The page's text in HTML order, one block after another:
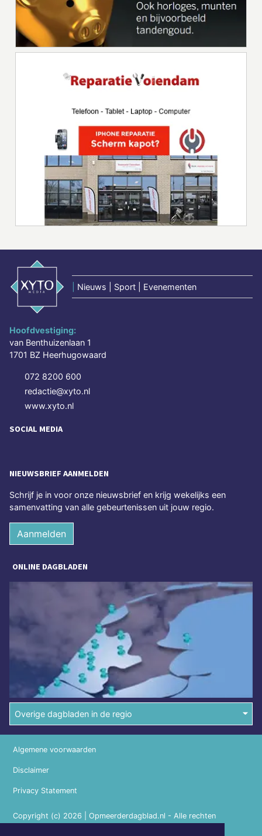
Nieuws | Sport | Evenementen
Hoofdvestiging:
van Benthuizenlaan 1
1701 BZ Heerhugowaard
072 8200 600
redactie@xyto.nl
www.xyto.nl
SOCIAL MEDIA
NIEUWSBRIEF AANMELDEN
Schrijf je in voor onze nieuwsbrief en krijg wekelijks een
samenvatting van alle gebeurtenissen uit jouw regio.
Aanmelden
ONLINE DAGBLADEN
Overige dagbladen in de regio
Copyright (c) 2026 | Opmeerderdagblad.nl - Alle rechten
Algemene voorwaarden
Disclaimer
Privacy Statement